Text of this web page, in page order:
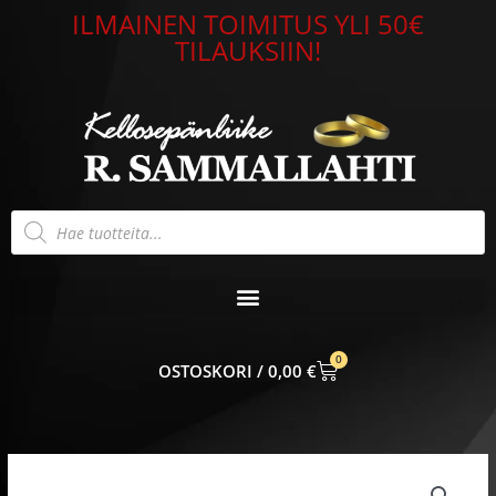
ILMAINEN TOIMITUS YLI 50€
TILAUKSIIN!
Products
search
0,00 €
0
CART